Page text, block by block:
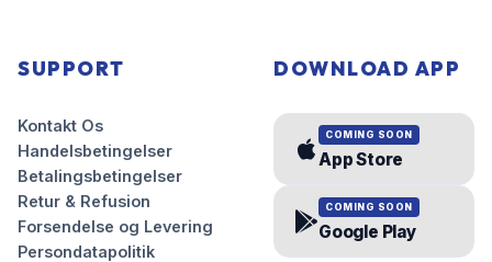
SUPPORT
Kontakt Os
Handelsbetingelser
Betalingsbetingelser
Retur & Refusion
Forsendelse og Levering
Persondatapolitik
DOWNLOAD APP
COMING SOON
App Store
COMING SOON
Google Play